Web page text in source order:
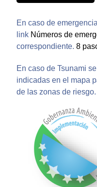
En caso de
link Números de
correspondiente. 8
En caso de Tsunami
indicadas en el mapa
de las zonas de riesgo.